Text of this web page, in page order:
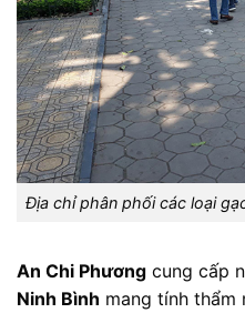
Địa chỉ phân phối các loại
An Chi Phương cung cấp
Ninh Bình mang tính thẩm